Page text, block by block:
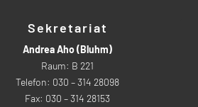
Sekretariat
Andrea Aho (Bluhm)
Raum: B 221
Telefon: 030 – 314 28098
Fax: 030 – 314 28153